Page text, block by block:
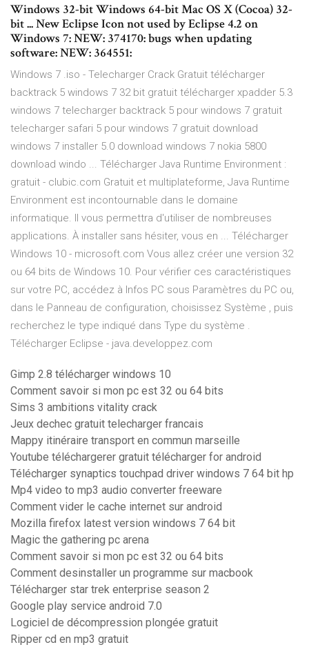
Windows 32-bit Windows 64-bit Mac OS X (Cocoa) 32-
bit ... New Eclipse Icon not used by Eclipse 4.2 on
Windows 7: NEW: 374170: bugs when updating
software: NEW: 364551:
Windows 7 .iso - Telecharger Crack Gratuit télécharger
backtrack 5 windows 7 32 bit gratuit télécharger xpadder 5.3
windows 7 telecharger backtrack 5 pour windows 7 gratuit
telecharger safari 5 pour windows 7 gratuit download
windows 7 installer 5.0 download windows 7 nokia 5800
download windo ... Télécharger Java Runtime Environment :
gratuit - clubic.com Gratuit et multiplateforme, Java Runtime
Environment est incontournable dans le domaine
informatique. Il vous permettra d'utiliser de nombreuses
applications. À installer sans hésiter, vous en ... Télécharger
Windows 10 - microsoft.com Vous allez créer une version 32
ou 64 bits de Windows 10. Pour vérifier ces caractéristiques
sur votre PC, accédez à Infos PC sous Paramètres du PC ou,
dans le Panneau de configuration, choisissez Système , puis
recherchez le type indiqué dans Type du système .
Télécharger Eclipse - java.developpez.com
Gimp 2.8 télécharger windows 10
Comment savoir si mon pc est 32 ou 64 bits
Sims 3 ambitions vitality crack
Jeux dechec gratuit telecharger francais
Mappy itinéraire transport en commun marseille
Youtube téléchargerer gratuit télécharger for android
Télécharger synaptics touchpad driver windows 7 64 bit hp
Mp4 video to mp3 audio converter freeware
Comment vider le cache internet sur android
Mozilla firefox latest version windows 7 64 bit
Magic the gathering pc arena
Comment savoir si mon pc est 32 ou 64 bits
Comment desinstaller un programme sur macbook
Télécharger star trek enterprise season 2
Google play service android 7.0
Logiciel de décompression plongée gratuit
Ripper cd en mp3 gratuit